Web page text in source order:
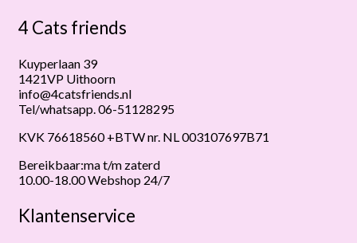
4 Cats friends
Kuyperlaan 39
1421VP Uithoorn
info@4catsfriends.nl
Tel/whatsapp. 06-51128295
KVK 76618560 +BTW nr. NL 003107697B71
Bereikbaar:ma t/m zaterd
10.00-18.00 Webshop 24/7
Klantenservice